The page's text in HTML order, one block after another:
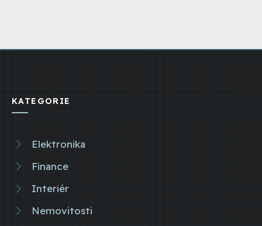
KATEGORIE
Elektronika
Finance
Interiér
Nemovitosti